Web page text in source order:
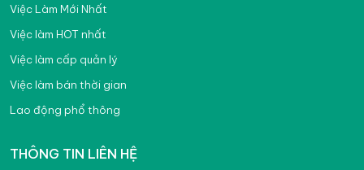
Việc Làm Mới Nhất
Việc làm HOT nhất
Việc làm cấp quản lý
Việc làm bán thời gian
Lao động phổ thông
THÔNG TIN LIÊN HỆ